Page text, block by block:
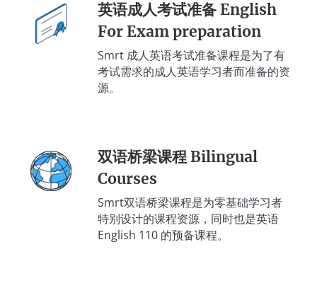
英语成人考试准备 English
For Exam preparation
Smrt 成人英语考试准备课程是为了有
考试需求的成人英语学习者而准备的资
源。
双语桥梁课程 Bilingual
Courses
Smrt双语桥梁课程是为零基础学习者
特别设计的课程资源，同时也是英语
English 110 的预备课程。